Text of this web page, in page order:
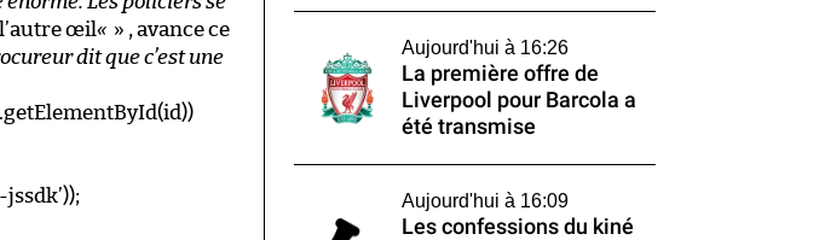
l’autre œil« » , avance ce
dit que c’est une
Aujourd'hui à 16:26
La première offre de
Liverpool pour Barcola a
été transmise
Aujourd'hui à 16:09
Les confessions du kiné